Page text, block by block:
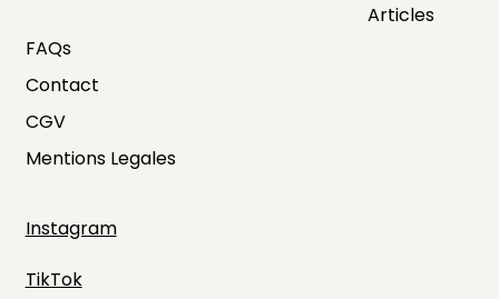
FAQs
Contact
CGV
Mentions Legales
Instagram
TikTok
Articles